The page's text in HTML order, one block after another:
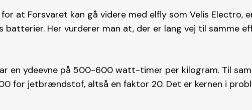
at Forsvaret kan gå videre med elfly som Velis Electro,
Her vurderer man at, der er lang vej til samme
en ydeevne på 500-600 watt-timer per kilogram. Til
for jetbrændstof, altså en faktor 20. Det er kernen i